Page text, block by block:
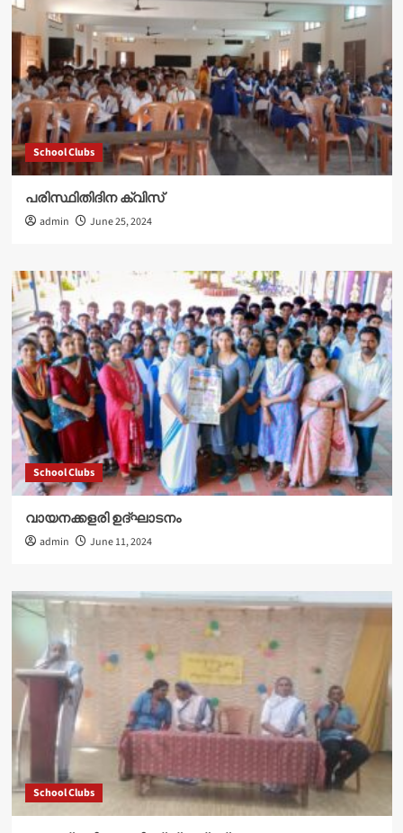
School Clubs
പരിസ്ഥിതിദിന ക്വിസ്
admin June 25, 2024
School Clubs
വായനക്കളരി ഉദ്‌ഘാടനം
admin June 11, 2024
School Clubs